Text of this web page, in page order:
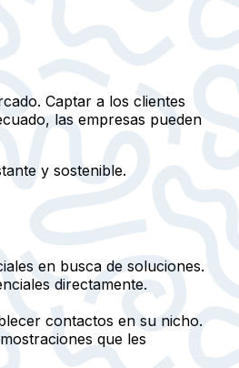
Captar a los clientes
las empresas pueden
y sostenible.
en busca de soluciones.
directamente.
contactos en su nicho.
que les